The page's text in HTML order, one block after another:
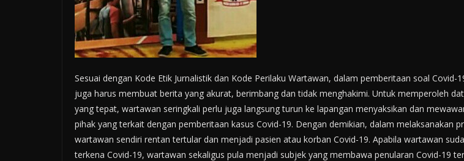
Sesuai dengan Kode Etik Jurnalistik dan Kode Perilaku Wartawan, dalam pemberitaan soal Covid-
juga harus membuat berita yang akurat, berimbang dan tidak menghakimi. Untuk memperoleh
yang tepat, wartawan seringkali perlu juga langsung turun ke lapangan menyaksikan dan
pihak yang terkait dengan pemberitaan kasus Covid-19. Dengan demikian, dalam melaksanakan
wartawan sendiri rentan tertular dan menjadi pasien atau korban Covid-19. Apabila wartawan
terkena Covid-19, wartawan sekaligus pula menjadi subjek yang membawa penularan Covid-19